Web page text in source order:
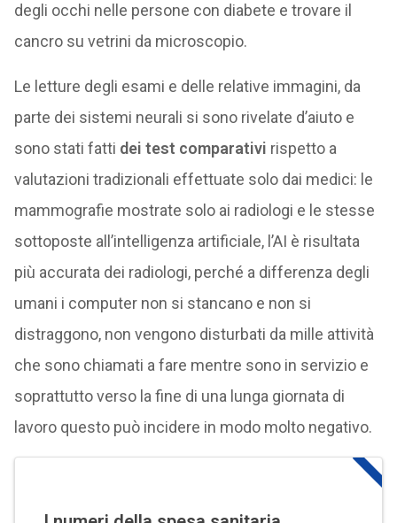
degli occhi nelle persone con diabete e trovare il
cancro su vetrini da microscopio.
Le letture degli esami e delle relative immagini, da
parte dei sistemi neurali si sono rivelate d’aiuto e
sono stati fatti dei test comparativi rispetto a
valutazioni tradizionali effettuate solo dai medici: le
mammografie mostrate solo ai radiologi e le stesse
sottoposte all’intelligenza artificiale, l’AI è risultata
più accurata dei radiologi, perché a differenza degli
umani i computer non si stancano e non si
distraggono, non vengono disturbati da mille attività
che sono chiamati a fare mentre sono in servizio e
soprattutto verso la fine di una lunga giornata di
lavoro questo può incidere in modo molto negativo.